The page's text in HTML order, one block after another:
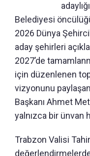
Belediyesi
2026 Dünya
aday şehirleri
2027’de
için düzenlenen
vizyonunu
Başkanı Ahmet
yalnızca bir ünvan
Trabzon Valisi